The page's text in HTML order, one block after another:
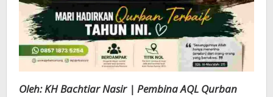
Oleh: KH Bachtiar Nasir | Pembina AQL Qurban